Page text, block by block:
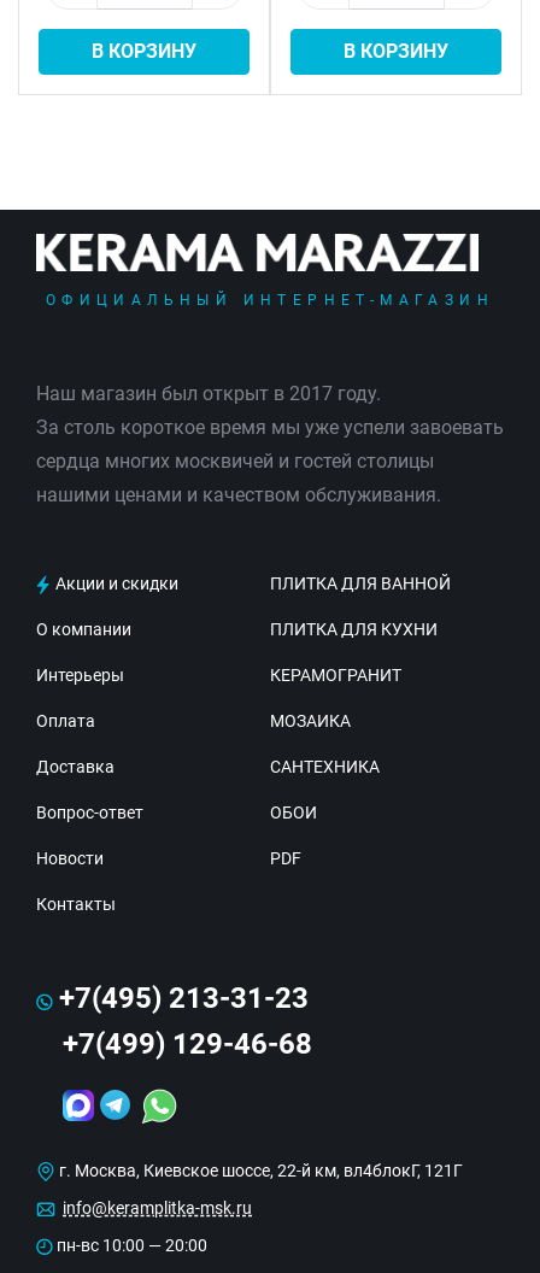
В КОРЗИНУ В КОРЗИНУ
ОФИЦИАЛЬНЫЙ ИНТЕРНЕТ-МАГАЗИН
Наш магазин был открыт в 2017 году.
За столь короткое время мы уже успели завоевать
сердца многих москвичей и гостей столицы
нашими ценами и качеством обслуживания.
Акции и скидки
О компании
Интерьеры
Оплата
Доставка
Вопрос-ответ
Новости
Контакты
ПЛИТКА ДЛЯ ВАННОЙ
ПЛИТКА ДЛЯ КУХНИ
КЕРАМОГРАНИТ
МОЗАИКА
САНТЕХНИКА
ОБОИ
PDF
+7(495) 213-31-23
+7(499) 129-46-68
г. Москва, Киевское шоссе, 22-й км, вл4блокГ, 121Г
info@keramplitka-msk.ru
пн-вс 10:00 — 20:00